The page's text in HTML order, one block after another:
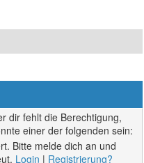
dir fehlt die Berechtigung,
einer der folgenden sein:
Bitte melde dich an und
Login | Registrierung?